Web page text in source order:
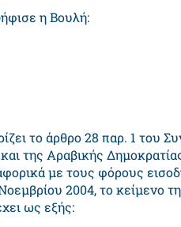
η Βουλή:
το άρθρο 28 παρ. 1 του
της Αραβικής
με τους φόρους
2004, το κείμενο
ως εξής: